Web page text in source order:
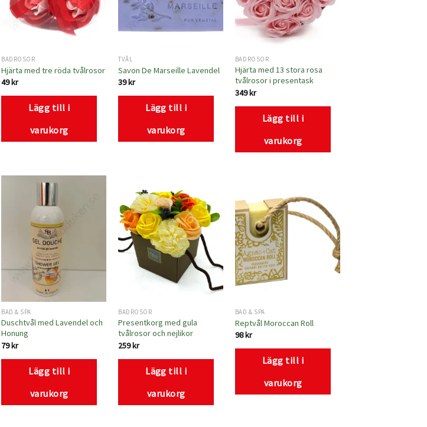
BADROSOR
Hjärta med tre röda tvålrosor
49kr
Lägg till i
varukorg
TVÅL
Savon De Marseille Lavendel
39kr
Lägg till i
varukorg
BADROSOR
Hjärta med 13 stora rosa
tvålrosor i presentask
349kr
Lägg till i
varukorg
BAD & SPA
Duschtvål med Lavendel och
Honung
79kr
Lägg till i
varukorg
Lägg
till i
önskelistan
BADROSOR
Presentkorg med gula
tvålrosor och nejlikor
259kr
Lägg till i
varukorg
Lägg
till i
önskelistan
BAD & SPA
Reptvål Moroccan Roll
98kr
Lägg till i
varukorg